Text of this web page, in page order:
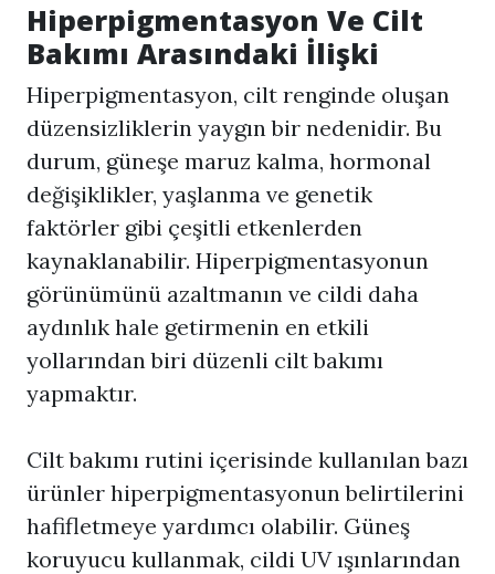
Hiperpigmentasyon Ve Cilt
Bakımı Arasındaki İlişki
Hiperpigmentasyon, cilt renginde oluşan
düzensizliklerin yaygın bir nedenidir. Bu
durum, güneşe maruz kalma, hormonal
değişiklikler, yaşlanma ve genetik
faktörler gibi çeşitli etkenlerden
kaynaklanabilir. Hiperpigmentasyonun
görünümünü azaltmanın ve cildi daha
aydınlık hale getirmenin en etkili
yollarından biri düzenli cilt bakımı
yapmaktır.
Cilt bakımı rutini içerisinde kullanılan bazı
ürünler hiperpigmentasyonun belirtilerini
hafifletmeye yardımcı olabilir. Güneş
koruyucu kullanmak, cildi UV ışınlarından